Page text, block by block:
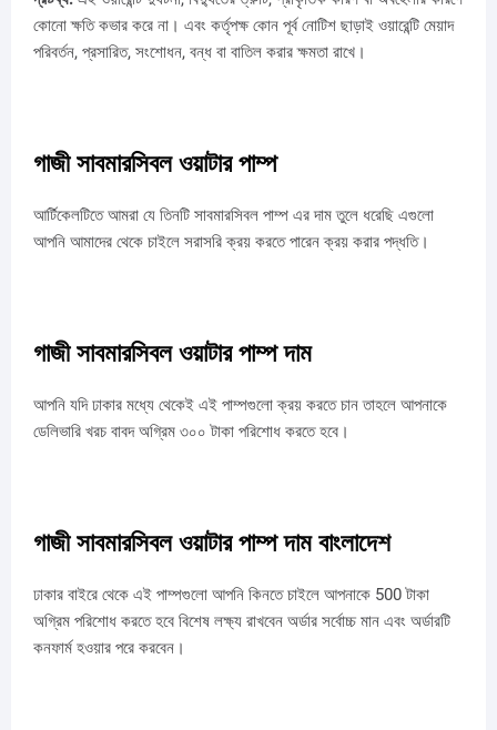
কোনো ক্ষতি কভার করে না। এবং কর্তৃপক্ষ কোন পূর্ব নোটিশ ছাড়াই ওয়ারেন্টি মেয়াদ
পরিবর্তন, প্রসারিত, সংশোধন, বন্ধ বা বাতিল করার ক্ষমতা রাখে।
গাজী সাবমারসিবল ওয়াটার পাম্প
আর্টিকেলটিতে আমরা যে তিনটি সাবমারসিবল পাম্প এর দাম তুলে ধরেছি এগুলো
আপনি আমাদের থেকে চাইলে সরাসরি ক্রয় করতে পারেন ক্রয় করার পদ্ধতি।
গাজী সাবমারসিবল ওয়াটার পাম্প দাম
আপনি যদি ঢাকার মধ্যে থেকেই এই পাম্পগুলো ক্রয় করতে চান তাহলে আপনাকে
ডেলিভারি খরচ বাবদ অগ্রিম ৩০০ টাকা পরিশোধ করতে হবে।
গাজী সাবমারসিবল ওয়াটার পাম্প দাম বাংলাদেশ
ঢাকার বাইরে থেকে এই পাম্পগুলো আপনি কিনতে চাইলে আপনাকে 500 টাকা
অগ্রিম পরিশোধ করতে হবে বিশেষ লক্ষ্য রাখবেন অর্ডার সর্বোচ্চ মান এবং অর্ডারটি
কনফার্ম হওয়ার পরে করবেন।